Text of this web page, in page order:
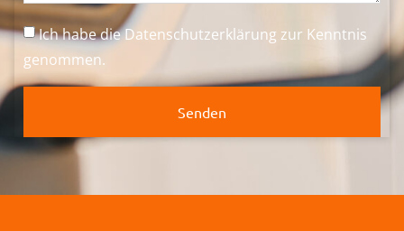
Ich habe dieDatenschutzerklärung zur Kenntnis
genommen.
Senden